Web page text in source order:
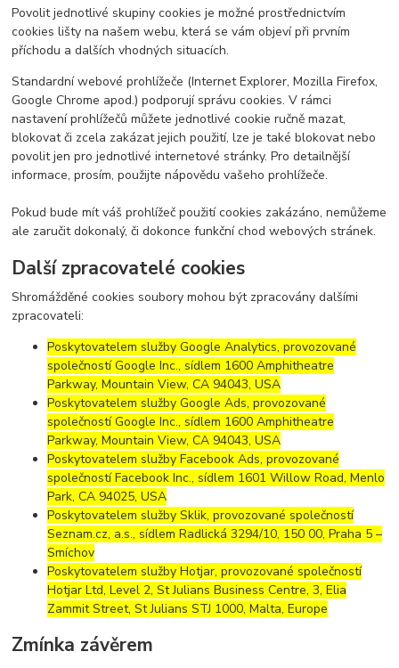
Povolit jednotlivé skupiny cookies je možné prostřednictvím
cookies lišty na našem webu, která se vám objeví při prvním
příchodu a dalších vhodných situacích.
Standardní webové prohlížeče (Internet Explorer, Mozilla Firefox,
Google Chrome apod.) podporují správu cookies. V rámci
nastavení prohlížečů můžete jednotlivé cookie ručně mazat,
blokovat či zcela zakázat jejich použití, lze je také blokovat nebo
povolit jen pro jednotlivé internetové stránky. Pro detailnější
informace, prosím, použijte nápovědu vašeho prohlížeče.
Pokud bude mít váš prohlížeč použití cookies zakázáno, nemůžeme
ale zaručit dokonalý, či dokonce funkční chod webových stránek.
Další zpracovatelé cookies
Shromážděné cookies soubory mohou být zpracovány dalšími
zpracovateli:
Poskytovatelem služby Google Analytics, provozované
společností Google Inc., sídlem 1600 Amphitheatre
Parkway, Mountain View, CA 94043, USA
Poskytovatelem služby Google Ads, provozované
společností Google Inc., sídlem 1600 Amphitheatre
Parkway, Mountain View, CA 94043, USA
Poskytovatelem služby Facebook Ads, provozované
společností Facebook Inc., sídlem 1601 Willow Road, Menlo
Park, CA 94025, USA
Poskytovatelem služby Sklik, provozované společností
Seznam.cz, a.s., sídlem Radlická 3294/10, 150 00, Praha 5 –
Smíchov
Poskytovatelem služby Hotjar, provozované společností
Hotjar Ltd, Level 2, St Julians Business Centre, 3, Elia
Zammit Street, St Julians STJ 1000, Malta, Europe
Zmínka závěrem